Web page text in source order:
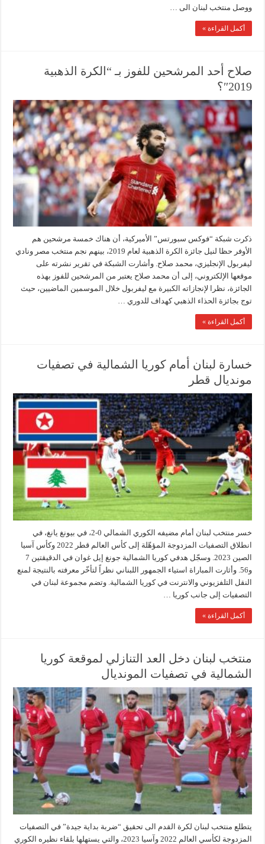
ووصل منتخب لبنان الى …
أكمل القراءة »
صلاح أحد المرشحين للفوز بـ “الكرة الذهبية
2019″؟
ذكرت شبكة “فوكس سبورتس” الأميركية، أن هناك خمسة مرشحين هم
الأوفر حظا لنيل جائزة الكرة الذهبية لعام 2019، بينهم نجم منتخب مصر ونادي
ليفربول الإنجليزي، محمد صلاح. وأشارت الشبكة في تقرير نشرته على
موقعها الإلكتروني، إلى أن محمد صلاح يعتبر من المرشحين للفوز بهذه
الجائزة، نظرا لإنجازاته الكبيرة مع ليفربول خلال الموسمين الماضيين، حيث
توج بجائزة الحذاء الذهبي كهداف للدوري …
أكمل القراءة »
خسارة لبنان أمام كوريا الشمالية في تصفيات
مونديال قطر
خسر منتخب لبنان أمام مضيفه الكوري الشمالي 0-2، في بيونغ يانغ، في
انطلاق التصفيات المزدوجة المؤهّلة إلى كأس العالم قطر 2022 وكأس آسيا
الصين 2023. وسجّل هدفي كوريا الشمالية جونغ إيل غوان في الدقيقتين 7
و56. وأثارت المباراة استياء الجمهور اللبناني نظراً لتأخّر معرفته بالنتيجة لمنع
النقل التلفزيوني والانترنت في كوريا الشمالية. وتضم مجموعة لبنان في
التصفيات إلى جانب كوريا …
أكمل القراءة »
منتخب لبنان دخل العد التنازلي لموقعة كوريا
الشمالية في تصفيات المونديال
يتطلع منتخب لبنان لكرة القدم الى تحقيق “ضربة بداية جيدة” في التصفيات
المزدوجة لكأسي العالم 2022 وآسيا 2023، والتي يستهلها بلقاء نظيره الكوري